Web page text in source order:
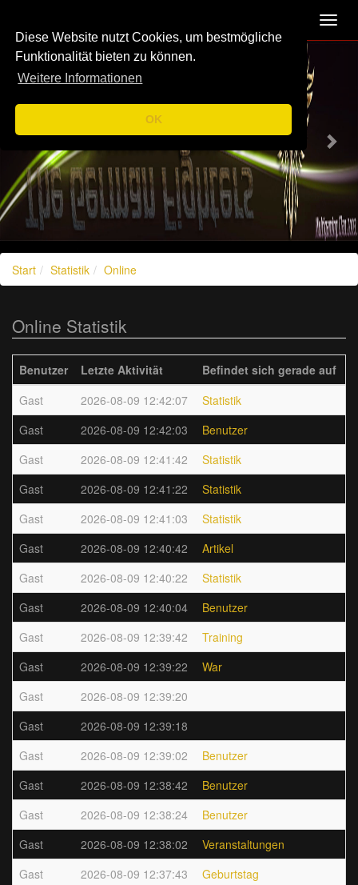
Diese Website nutzt Cookies, um bestmögliche
Funktionalität bieten zu können.
Weitere Informationen
OK
Previous
Start Statistik Online
Online Statistik
Benutzer Letzte Aktivität
Befindet sich gerade auf
Gast
2026-08-09 12:42:07
Statistik
Gast
2026-08-09 12:42:03
Benutzer
Gast
2026-08-09 12:41:42
Statistik
Gast
2026-08-09 12:41:22
Statistik
Gast
2026-08-09 12:41:03
Statistik
Gast
2026-08-09 12:40:42
Artikel
Gast
2026-08-09 12:40:22
Statistik
Gast
2026-08-09 12:40:04
Benutzer
Gast
2026-08-09 12:39:42
Training
Gast
2026-08-09 12:39:22
War
Gast
2026-08-09 12:39:20
Gast
2026-08-09 12:39:18
Gast
2026-08-09 12:39:02
Benutzer
Gast
2026-08-09 12:38:42
Benutzer
Gast
2026-08-09 12:38:24
Benutzer
Gast
2026-08-09 12:38:02
Veranstaltungen
Gast
2026-08-09 12:37:43
Geburtstag